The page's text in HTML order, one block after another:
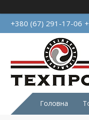
+380 (67) 291-17-06
Головна